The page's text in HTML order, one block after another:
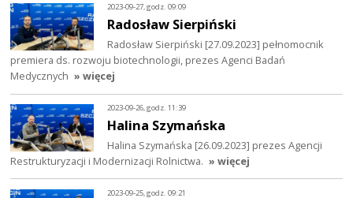
2023-09-27, godz. 09:09
Radosław Sierpiński
Radosław Sierpiński [27.09.2023] pełnomocnik
premiera ds. rozwoju biotechnologii, prezes Agenci Badań
Medycznych » więcej
2023-09-26, godz. 11:39
Halina Szymańska
Halina Szymańska [26.09.2023] prezes Agencji
Restrukturyzacji i Modernizacji Rolnictwa. » więcej
2023-09-25, godz. 09:21